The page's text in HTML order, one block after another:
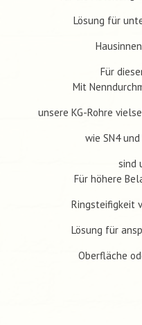
Lösung für
Für
Mit
unsere KG-Rohre
wie SN4
sind
Für höhere
Ringsteifigkeit
Lösung für
Oberfläche